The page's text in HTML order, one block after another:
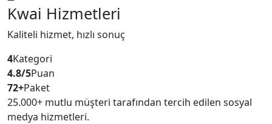
Kwai Hizmetleri
Kaliteli hizmet, hızlı sonuç
4Kategori
4.8/5Puan
72+Paket
25.000+ mutlu müşteri tarafından tercih edilen sosyal
medya hizmetleri.